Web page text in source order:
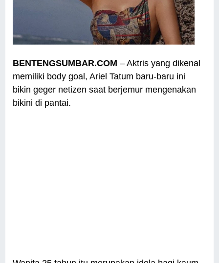
BENTENGSUMBAR.COM – Aktris yang dikenal
memiliki body goal, Ariel Tatum baru-baru ini
bikin geger netizen saat berjemur mengenakan
bikini di pantai.